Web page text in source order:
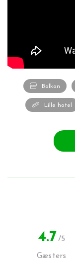
Balkon
Lille hotel
4.7 /5
Gæsters